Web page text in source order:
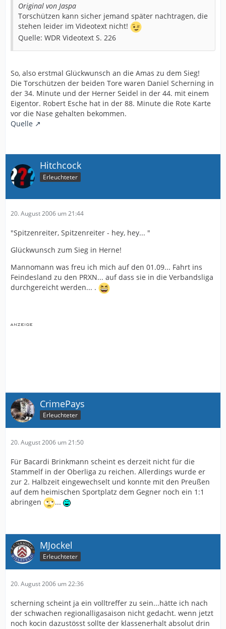
Original von Jaspa
Torschützen kann sicher jemand später nachtragen, die
stehen leider im Videotext nicht!
Quelle: WDR Videotext S. 226
So, also erstmal Glückwunsch an die Amas zu dem Sieg!
Die Torschützen der beiden Tore waren Daniel Scherning in
der 34. Minute und der Herner Seidel in der 44. mit einem
Eigentor. Robert Esche hat in der 88. Minute die Rote Karte
vor die Nase gehalten bekommen.
Quelle
Hitchcock
Erleuchteter
20. August 2006 um 21:44
"Spitzenreiter, Spitzenreiter - hey, hey... "
Glückwunsch zum Sieg in Herne!
Mannomann was freu ich mich auf den 01.09... Fahrt ins
Feindesland zu den PRXN... auf dass sie in die Verbandsliga
durchgereicht werden... .
CrimePays
Erleuchteter
20. August 2006 um 21:50
Für Bacardi Brinkmann scheint es derzeit nicht für die
Stammelf in der Oberliga zu reichen. Allerdings wurde er
zur 2. Halbzeit eingewechselt und konnte mit den Preußen
auf dem heimischen Sportplatz dem Gegner noch ein 1:1
abringen
...
MJockel
Erleuchteter
20. August 2006 um 22:36
scherning scheint ja ein volltreffer zu sein...hätte ich nach
der schwachen regionalligasaison nicht gedacht. wenn jetzt
noch kocin dazustösst sollte der klassenerhalt absolut drin